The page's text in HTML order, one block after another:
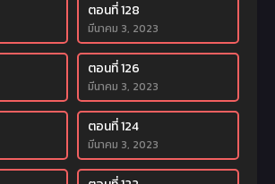
ตอนที่ 128
มีนาคม 3, 2023
ตอนที่ 126
มีนาคม 3, 2023
ตอนที่ 124
มีนาคม 3, 2023